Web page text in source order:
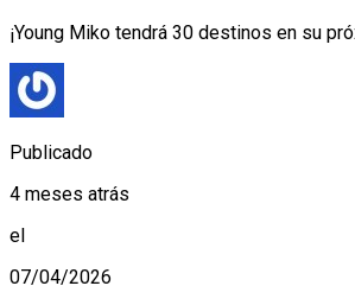
¡Young Miko tendrá 30 destinos en su
Publicado
4 meses atrás
el
07/04/2026